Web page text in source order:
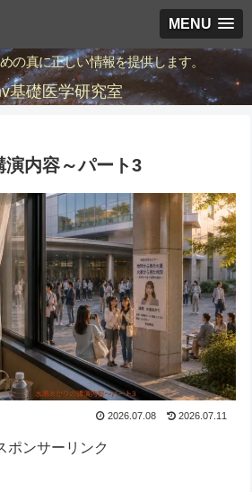
MENU
の真に正しい情報を提供します。
基礎医学研究室
演内容～パート3
2026.07.08 2026.07.11
ポンサーリンク